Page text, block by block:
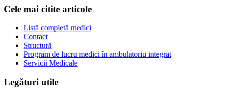
Cele mai citite articole
Listă completă medici
Contact
Structură
Program de lucru medici în ambulatoriu integrat
Servicii Medicale
Legături utile